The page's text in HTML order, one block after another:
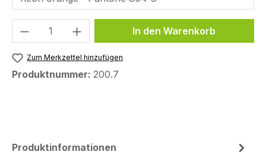
Produkt Anzahl: Gib denIn den Warenkorb
Zum Merkzettel hinzufügen
Produktnummer: 200.7
Produktinformationen